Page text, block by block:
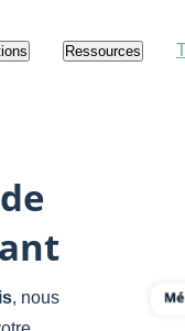
Ressources
, nous